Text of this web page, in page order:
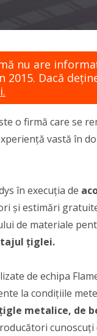
nu are
2015. Dacă
o firmă care se
vastă în
în execuția de
și estimări
de materiale
țiglei.
de echipa
la condițiile
metalice, de
cunoscuți